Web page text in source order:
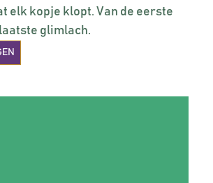
elk kopje klopt. Van de eerste
glimlach.